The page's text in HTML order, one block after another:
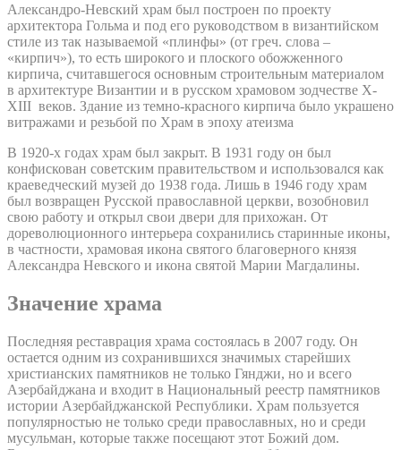
Александро-Невский храм был построен по проекту
архитектора Гольма и под его руководством в византийском
стиле из так называемой «плинфы» (от греч. слова –
«кирпич»), то есть широкого и плоского обожженного
кирпича, считавшегося основным строительным материалом
в архитектуре Византии и в русском храмовом зодчестве X-
XIII веков. Здание из темно-красного кирпича было украшено
витражами и резьбой по Храм в эпоху атеизма
В 1920-х годах храм был закрыт. В 1931 году он был
конфискован советским правительством и использовался как
краеведческий музей до 1938 года. Лишь в 1946 году храм
был возвращен Русской православной церкви, возобновил
свою работу и открыл свои двери для прихожан. От
дореволюционного интерьера сохранились старинные иконы,
в частности, храмовая икона святого благоверного князя
Александра Невского и икона святой Марии Магдалины.
Значение храма
Последняя реставрация храма состоялась в 2007 году. Он
остается одним из сохранившихся значимых старейших
христианских памятников не только Гянджи, но и всего
Азербайджана и входит в Национальный реестр памятников
истории Азербайджанской Республики. Храм пользуется
популярностью не только среди православных, но и среди
мусульман, которые также посещают этот Божий дом.